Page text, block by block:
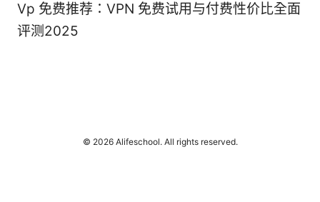
Vp 免费推荐：VPN 免费试用与付费性价比全面
评测2025
© 2026 Alifeschool. All rights reserved.